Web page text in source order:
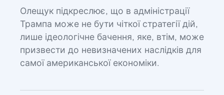
Олещук підкреслює, що в адміністрації
Трампа може не бути чіткої стратегії дій,
лише ідеологічне бачення, яке, втім, може
призвести до невизначених наслідків для
самої американської економіки.